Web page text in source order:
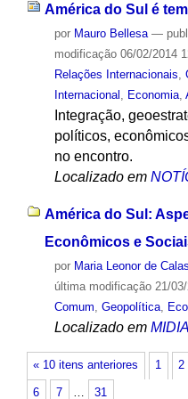
América do Sul é
por Mauro Bellesa —
modificação06/02/2014
Relações Internacionais
Internacional
Economia,
Integração,
políticos,
no encontro.
Localizado em
América do Sul:
Econômicos e
por Maria Leonor de
última modificação21/03/
Comum, Geopolítica,
Localizado em
« 10 itens anteriores 1 2
6 7 … 31